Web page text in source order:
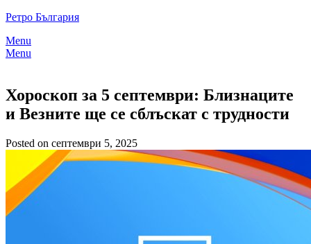
Skip
content
Ретро България
Menu
Menu
Хороскоп за 5 септември: Близнаците
и Везните ще се сблъскат с трудности
Posted on септември 5, 2025